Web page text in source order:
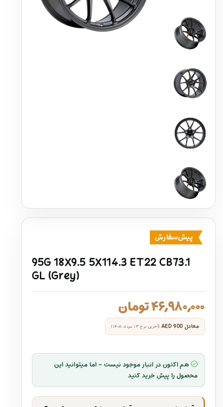
پیش‌سفارش
95G 18X9.5 5X114.3 ET22 CB73.1
GL (Grey)
۴۶,۹۸۰,۰۰۰تومان
معادل AED 900 (آخرین نرخ ۱۳ مرداد ۱۴۰۵)
هم اکنون در انبار موجود نیست - اما میتوانید این
محصول را پیش خرید کنید